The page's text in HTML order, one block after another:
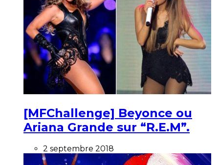
[MFChallenge] Beyonce ou
Ariana Grande sur “R.E.M”.
2 septembre 2018